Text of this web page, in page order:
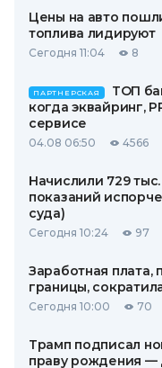
Цены на авто
топлива лидируют
Сегодня 11:04 8
ПАРТНЕРСКАЯ
ТОП
когда эквайринг,
сервисе
04.08 06:50 4566
Начислили 729
показаний
суда)
Сегодня 10:24 97
Заработная плата,
границы,
Сегодня 10:00 70
Трамп подписал
праву рождения —